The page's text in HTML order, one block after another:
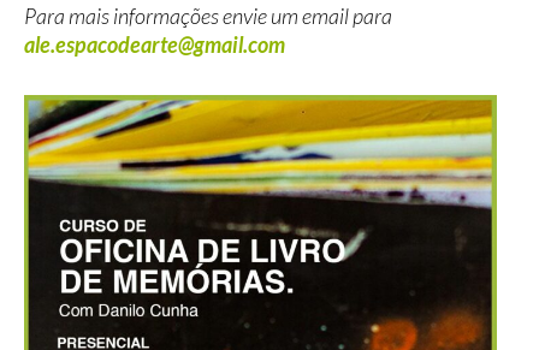
Para mais informações envie um email para
ale.espacodearte@gmail.com